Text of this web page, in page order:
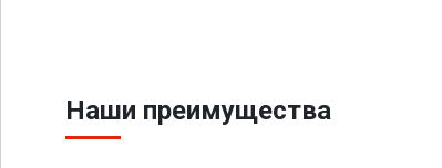
Наши преимущества